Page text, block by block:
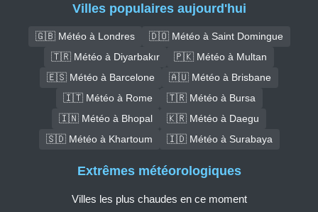
Villes populaires aujourd'hui
🇬🇧 Météo à Londres
🇩🇴 Météo à Saint Domingue
🇹🇷 Météo à Diyarbakır
🇵🇰 Météo à Multan
🇪🇸 Météo à Barcelone
🇦🇺 Météo à Brisbane
🇮🇹 Météo à Rome
🇹🇷 Météo à Bursa
🇮🇳 Météo à Bhopal
🇰🇷 Météo à Daegu
🇸🇩 Météo à Khartoum
🇮🇩 Météo à Surabaya
Extrêmes météorologiques
Villes les plus chaudes en ce moment